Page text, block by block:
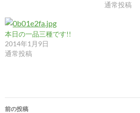
通常投稿
本日の一品三種です!!
2014年1月9日
通常投稿
投
前の投稿